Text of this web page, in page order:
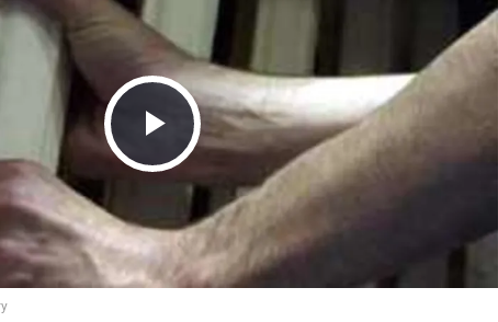
Play Video